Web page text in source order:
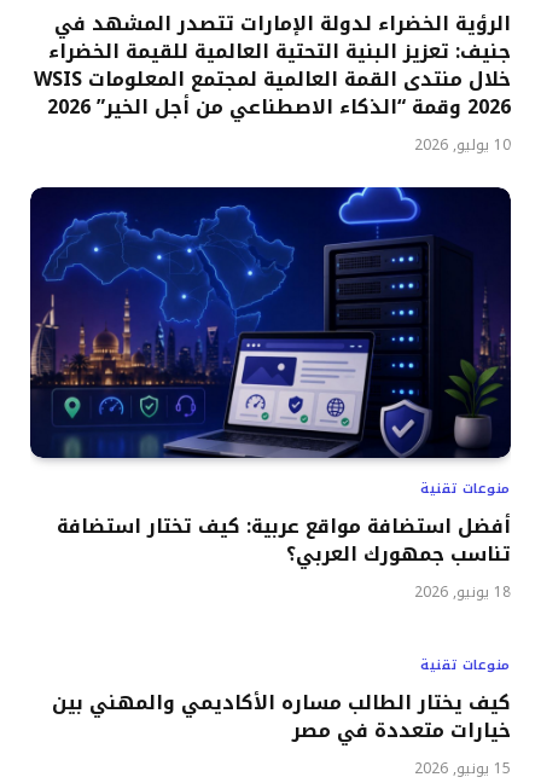
الرؤية الخضراء لدولة الإمارات تتصدر المشهد في
جنيف: تعزيز البنية التحتية العالمية للقيمة الخضراء
خلال منتدى القمة العالمية لمجتمع المعلومات WSIS
2026 وقمة “الذكاء الاصطناعي من أجل الخير” 2026
10 يوليو, 2026
منوعات تقنية
أفضل استضافة مواقع عربية: كيف تختار استضافة
تناسب جمهورك العربي؟
18 يونيو, 2026
منوعات تقنية
كيف يختار الطالب مساره الأكاديمي والمهني بين
خيارات متعددة في مصر
15 يونيو, 2026